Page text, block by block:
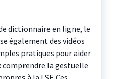
dictionnaire en ligne, le
également des vidéos
pratiques pour aider
comprendre la gestuelle